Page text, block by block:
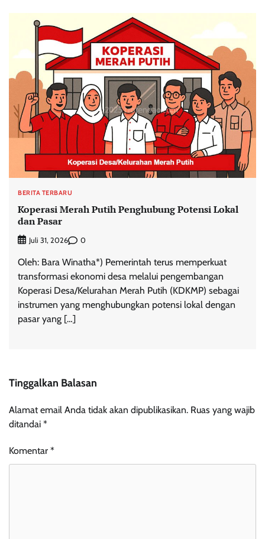
BERITA TERBARU
Koperasi Merah Putih Penghubung Potensi Lokal
dan Pasar
Juli 31, 2026 0
Oleh: Bara Winatha*) Pemerintah terus memperkuat
transformasi ekonomi desa melalui pengembangan
Koperasi Desa/Kelurahan Merah Putih (KDKMP) sebagai
instrumen yang menghubungkan potensi lokal dengan
pasar yang […]
Tinggalkan Balasan
Alamat email Anda tidak akan dipublikasikan. Ruas yang wajib
ditandai *
Komentar *